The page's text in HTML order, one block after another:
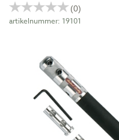
artikelnummer: 19101